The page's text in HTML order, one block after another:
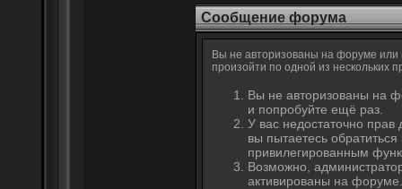
Сообщение форума
Вы не авторизованы на форуме или
произойти по одной из нескольких
Вы не авторизованы на
и попробуйте ещё раз.
У вас недостаточно
вы пытаетесь
привилегированным
Возможно,
активированы на форуме.